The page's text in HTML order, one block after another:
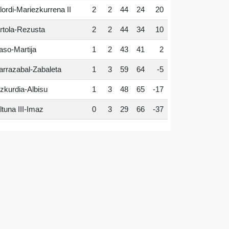
Mariezkurrena II 2 2 44 24 20
Rezusta 2 2 44 34 10
Martija 1 2 43 41 2
Zabaleta 1 3 59 64 -5
Albisu 1 3 48 65 -17
III-Imaz 0 3 29 66 -37